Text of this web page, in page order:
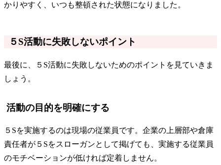
かりやすく、いつも整頓された状態になりました。
５S活動に失敗しないポイント
最後に、５S活動に失敗しないためのポイントを見ていきま
しょう。
活動の目的を明確にする
５Sを実施するのは現場の従業員です。企業の上層部や倉庫
責任者が５Sをスローガンとして掲げても、実施する従業員
のモチベーションが低ければ定着しません。